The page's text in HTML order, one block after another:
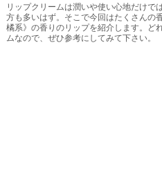
リップクリームは潤いや使い心地だけで
方も多いはず。そこで今回はたくさんの
橘系》の香りのリップを紹介します。ど
ムなので、ぜひ参考にしてみて下さい。